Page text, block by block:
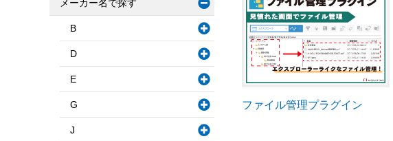
ファイル管理プラグイン
メーカー名で探す
B
D
E
G
J